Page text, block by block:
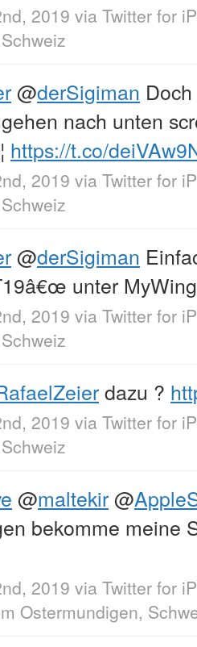
2019 via Twitter for
@derSigiman
nach unten
https://t.co/
2019 via Twitter for
@derSigiman
unter
2019 via Twitter for
dazu ?
2019 via Twitter for
@maltekir@
bekomme meine
2019 via Twitter for
Ostermundigen,